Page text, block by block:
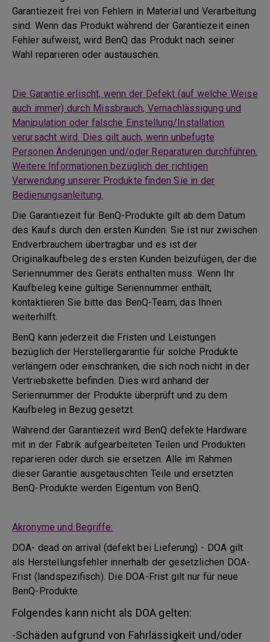
Garantiezeit frei von Fehlern in Material und Verarbeitung
sind. Wenn das Produkt während der Garantiezeit einen
Fehler aufweist, wird BenQ das Produkt nach seiner
Wahl reparieren oder austauschen.
Die Garantie erlischt, wenn der Defekt (auf welche Weise
auch immer) durch Missbrauch, Vernachlässigung und
Manipulation oder falsche Einstellung/Installation
verursacht wird. Dies gilt auch, wenn unbefugte
Personen Änderungen und/oder Reparaturen durchführen.
Weitere Informationen bezüglich der richtigen
Verwendung unserer Produkte finden Sie in der
Bedienungsanleitung.
Die Garantiezeit für BenQ-Produkte gilt ab dem Datum
des Kaufs durch den ersten Kunden. Sie ist nur zwischen
Endverbrauchern übertragbar und es ist der
Originalkaufbeleg des ersten Kunden beizufügen, der die
Seriennummer des Geräts enthalten muss. Wenn Ihr
Kaufbeleg keine gültige Seriennummer enthält,
kontaktieren Sie bitte das BenQ-Team, das Ihnen
weiterhilft.
BenQ kann jederzeit die Fristen und Leistungen
bezüglich der Herstellergarantie für solche Produkte
verlängern oder einschränken, die sich noch nicht in der
Vertriebskette befinden. Dies wird anhand der
Seriennummer der Produkte überprüft und zu dem
Kaufbeleg in Bezug gesetzt.
Während der Garantiezeit wird BenQ defekte Hardware
mit in der Fabrik aufgearbeiteten Teilen und Produkten
reparieren oder durch sie ersetzen. Alle im Rahmen
dieser Garantie ausgetauschten Teile und ersetzten
BenQ-Produkte werden Eigentum von BenQ.
Akronyme und Begriffe:
DOA- dead on arrival (defekt bei Lieferung) - DOA gilt
als Herstellungsfehler innerhalb der gesetzlichen DOA-
Frist (landspezifisch). Die DOA-Frist gilt nur für neue
BenQ-Produkte.
Folgendes kann nicht als DOA gelten:
-Schäden aufgrund von Fahrlässigkeit und/oder